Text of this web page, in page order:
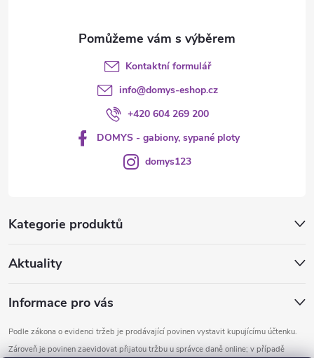
Kategorie produktů
Aktuality
Informace pro vás
Podle zákona o evidenci tržeb je prodávající povinen vystavit kupujícímu účtenku.
Zároveň je povinen zaevidovat přijatou tržbu u správce daně online; v případě
Kontaktní formulář
info@domys-eshop.cz
+420 604 269 200
DOMYS - gabiony, sypané ploty
domys123